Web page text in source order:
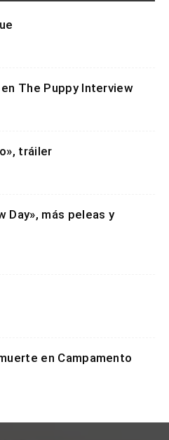
The Puppy Interview
tráiler
Day», más peleas y
en Campamento